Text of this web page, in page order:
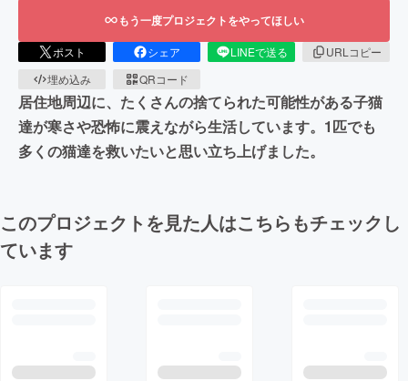
もう一度プロジェクトをやってほしい
ポスト シェア LINEで送る
URLコピー
埋め込み
QRコード
居住地周辺に、たくさんの捨てられた可能性がある子猫
達が寒さや恐怖に震えながら生活しています。1匹でも
多くの猫達を救いたいと思い立ち上げました。
このプロジェクトを見た人はこちらもチェックし
ています